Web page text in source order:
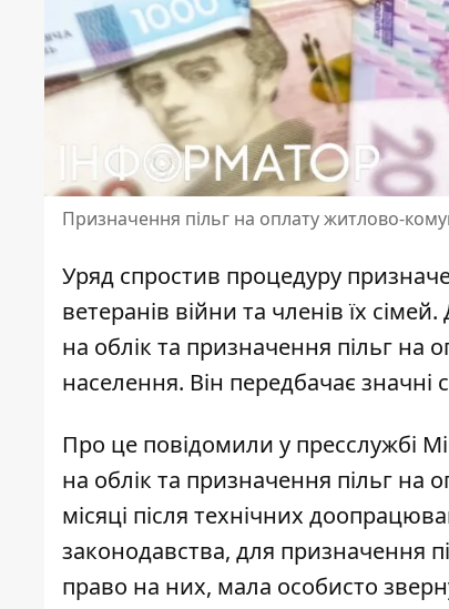
Призначення пільг на оплату житлово-
Уряд спростив процедуру
ветеранів війни та членів їх
на облік та призначення пільг на
населення. Він передбачає значні
Про це повідомили у пресслужбі
на облік та призначення пільг на
місяці після технічних
законодавства, для призначення
право на них, мала особисто